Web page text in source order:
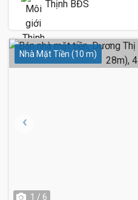
Thịnh BĐS
Nhà Mặt Tiền (10 m)
1 / 6